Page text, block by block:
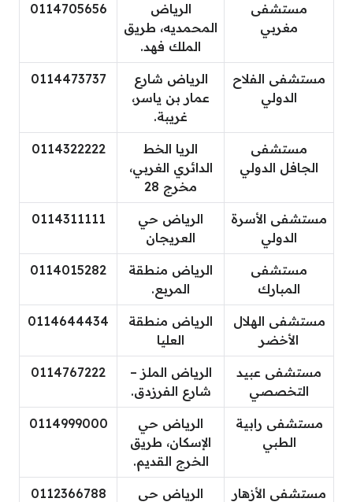
مستشفى
مغربي
الرياض
المحمديه، طريق
الملك فهد.
0114705656
مستشفى الفلاح
الدولي
الرياض شارع
عمار بن ياسر،
غريبة.
0114473737
مستشفى
الجافل الدولي
الريا الخط
الدائري الغربي،
مخرج 28
0114322222
مستشفى الأسرة
الدولي
الرياض حي
العريجان
0114311111
مستشفى
المبارك
الرياض منطقة
المربع.
0114015282
مستشفى الهلال
الأخضر
الرياض منطقة
العليا
0114644434
مستشفى عبيد
التخصصي
الرياض الملز –
شارع الفرزدق.
0114767222
مستشفى رابية
الطبي
الرياض حي
الإسكان، طريق
الخرج القديم.
0114999000
مستشفى الأزهار
الرياض حي
0112366788